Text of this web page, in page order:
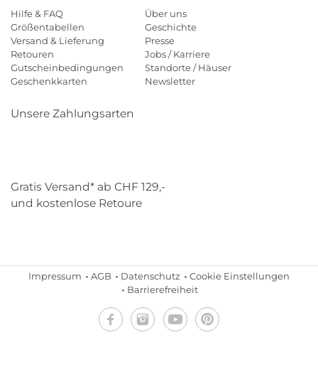
Hilfe & FAQ
Größentabellen
Versand & Lieferung
Retouren
Gutscheinbedingungen
Geschenkkarten
Über uns
Geschichte
Presse
Jobs / Karriere
Standorte / Häuser
Newsletter
Unsere Zahlungsarten
Gratis Versand* ab CHF 129,-
und kostenlose Retoure
Impressum AGB Datenschutz
Cookie Einstellungen
Barrierefreiheit